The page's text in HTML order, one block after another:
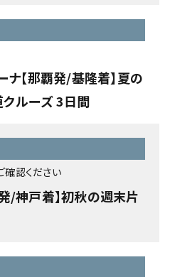
ナ【那覇発/基隆着】夏の
ルーズ 3日間
確認ください
/神戸着】初秋の週末片